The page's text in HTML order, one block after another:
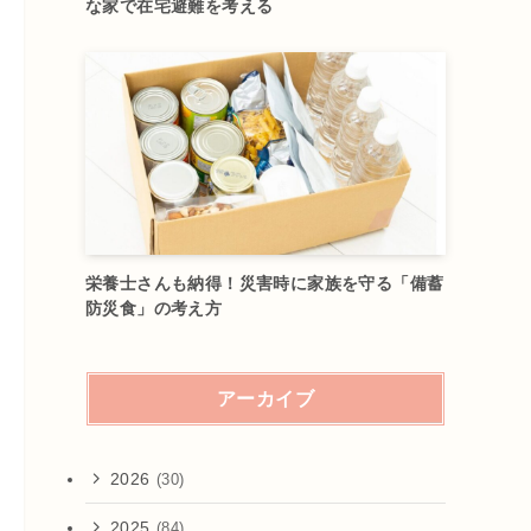
な家で在宅避難を考える
栄養士さんも納得！災害時に家族を守る「備蓄
防災食」の考え方
アーカイブ
2026 (30)
2025 (84)